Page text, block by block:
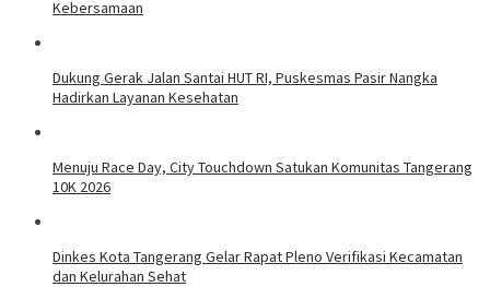
Kebersamaan
Dukung Gerak Jalan Santai HUT RI, Puskesmas Pasir Nangka
Hadirkan Layanan Kesehatan
Menuju Race Day, City Touchdown Satukan Komunitas Tangerang
10K 2026
Dinkes Kota Tangerang Gelar Rapat Pleno Verifikasi Kecamatan
dan Kelurahan Sehat